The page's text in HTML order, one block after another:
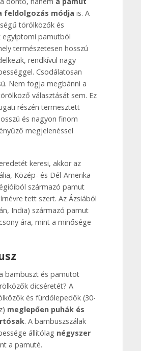
feldolgozás módja is. A
törölközők és
pamutból
természetesen hosszú
rendkívül nagy
Csodálatosan
Nem fogja megbánni a
választását sem. Ez
részén termesztett
és nagyon finom
megjelenéssel
keresi, akkor az
Közép- és Dél-Amerika
származó pamut
tett szert. Az Ázsiából
India) származó pamut
ára, mint a minősége
bambuszt és pamutot
dicséretét? A
és fürdőlepedők (30-
meglepően puhák és
. A bambuszszálak
állítólag négyszer
a pamuté.